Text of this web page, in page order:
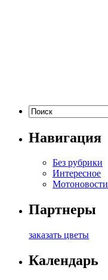
Навигация
Без рубрики
Интересное
Мотоновости
Партнеры
заказать цветы
Календарь